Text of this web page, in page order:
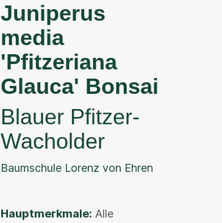
Juniperus
media
'Pfitzeriana
Glauca' Bonsai
Blauer Pfitzer-
Wacholder
Baumschule Lorenz von Ehren
Hauptmerkmale: Alle